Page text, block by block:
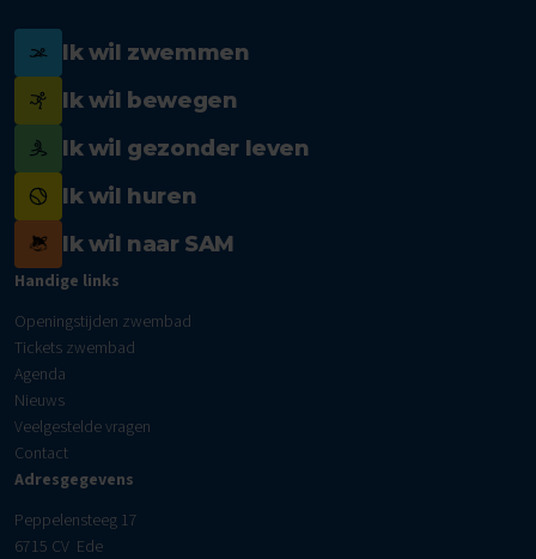
Ik wil zwemmen
Ik wil bewegen
Ik wil gezonder leven
Ik wil huren
Ik wil naar SAM
Handige links
Openingstijden zwembad
Tickets zwembad
Agenda
Nieuws
Veelgestelde vragen
Contact
Adresgegevens
Peppelensteeg 17
6715 CV Ede